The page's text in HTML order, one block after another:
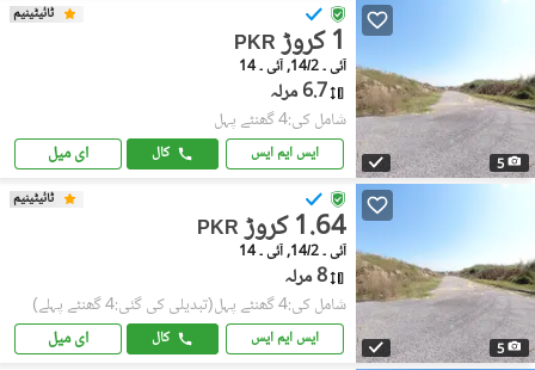
5
ٹائیٹینیم
PKR 1 کروڑ
آئی ۔ 14/2, آئی ۔ 14
6.7 مرلہ
شامل کی:4 گھنٹے پہل
ایس ایم ایس کال ای میل
5
ٹائیٹینیم
PKR 1.64 کروڑ
آئی ۔ 14/2, آئی ۔ 14
8 مرلہ
شامل کی:4 گھنٹے پہل (تبدیلی کی گئی:4 گھنٹے پہلے)
ایس ایم ایس کال ای میل